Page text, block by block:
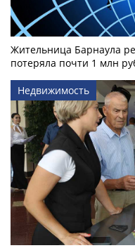
Жительница Барнаула
потеряла почти 1 млн
Недвижимость